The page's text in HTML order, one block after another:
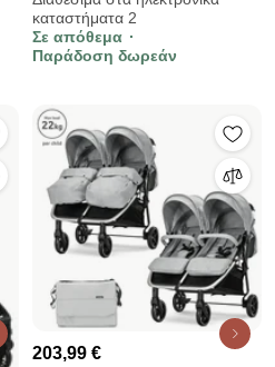
176
καταστήματα 2
Σε απόθεμα
Παράδοση δωρεάν
203,99 €